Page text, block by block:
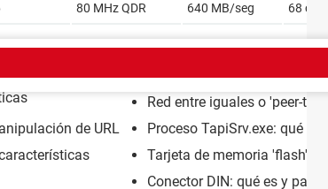
80 MHz QDR 640 MB/seg 68
Red entre iguales o 'peer-to-
de URL
Proceso TapiSrv.exe: qué es
Tarjeta de memoria 'flash':
Conector DIN: qué es y para